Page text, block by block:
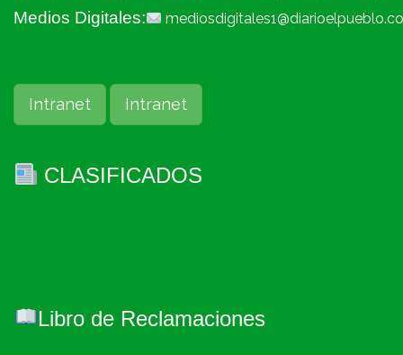
Medios Digitales:
Intranet Intranet
CLASIFICADOS
Libro de Reclamaciones